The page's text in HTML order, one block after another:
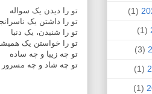
تو را دیدن یک سواله
تو را داشتن یک
تو را شنیدن، یک دنیا
تو را خواستن یک
تو چه زیبا و چه ساده
تو چه شاد و چه مسرور
(1)
(1)
(3)
(1)
(1)